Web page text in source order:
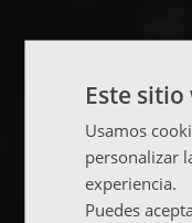
Este
Usamos
personalizar
experiencia.
Puedes